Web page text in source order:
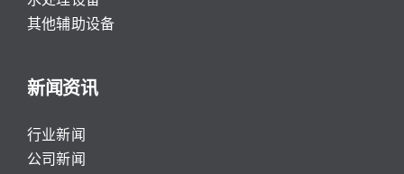
其他辅助设备
新闻资讯
行业新闻
公司新闻